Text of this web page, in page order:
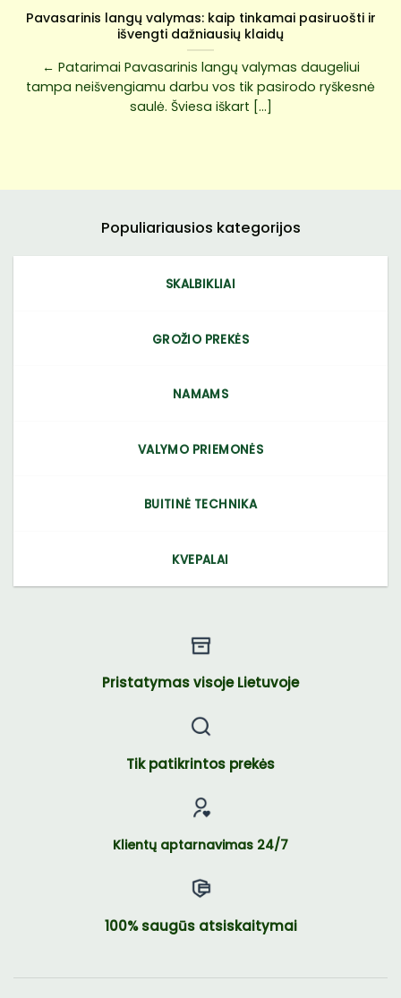
Pavasarinis langų valymas: kaip tinkamai pasiruošti ir
išvengti dažniausių klaidų
← Patarimai Pavasarinis langų valymas daugeliui
tampa neišvengiamu darbu vos tik pasirodo ryškesnė
saulė. Šviesa iškart [...]
Populiariausios kategorijos
SKALBIKLIAI
GROŽIO PREKĖS
NAMAMS
VALYMO PRIEMONĖS
BUITINĖ TECHNIKA
KVEPALAI
Pristatymas visoje Lietuvoje
Tik patikrintos prekės
Klientų aptarnavimas 24/7
100% saugūs atsiskaitymai